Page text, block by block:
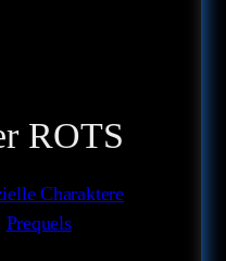
ROTS
Charaktere
Prequels